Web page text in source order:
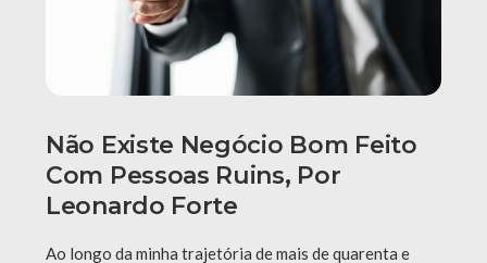
Não Existe Negócio Bom Feito
Com Pessoas Ruins, Por
Leonardo Forte
Ao longo da minha trajetória de mais de quarenta e